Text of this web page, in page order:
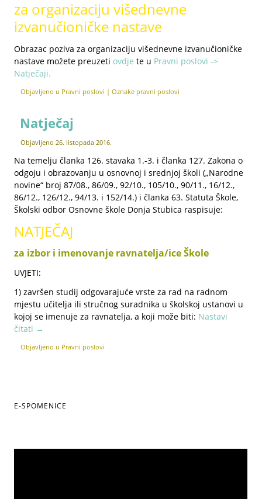
za organizaciju višednevne
izvanučioničke nastave
Obrazac poziva za organizaciju višednevne izvanučioničke
nastave možete preuzetiovdje te u Pravni poslovi ->
Natječaji.
Objavljeno u Pravni poslovi |Oznake pravni poslovi
Natječaj
Objavljeno 26. listopada 2016.
Na temelju članka 126. stavaka 1.-3. i članka 127. Zakona o
odgoju i obrazovanju u osnovnoj i srednjoj školi („Narodne
novine“ broj 87/08., 86/09., 92/10., 105/10., 90/11., 16/12.,
86/12., 126/12., 94/13. i 152/14.) i članka 63. Statuta Škole,
Školski odbor Osnovne škole Donja Stubica raspisuje:
NATJEČAJ
za izbor i imenovanje ravnatelja/ice Škole
UVJETI:
1) završen studij odgovarajuće vrste za rad na radnom
mjestu učitelja ili stručnog suradnika u školskoj ustanovi u
kojoj se imenuje za ravnatelja, a koji može biti: Nastavi
čitati →
Objavljeno u Pravni poslovi
E-SPOMENICE